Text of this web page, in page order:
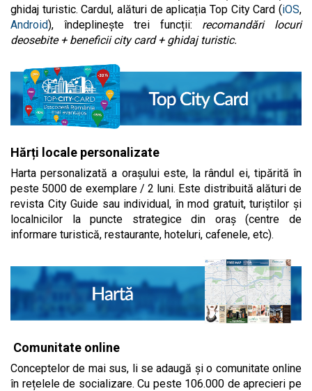
ghidaj turistic. Cardul, alături de aplicația Top City Card (iOS,
Android), îndeplinește trei funcții: recomandări locuri
deosebite + beneficii city card + ghidaj turistic.
Hărți locale personalizate
Harta personalizată a orașului este, la rândul ei, tipărită în
peste 5000 de exemplare / 2 luni. Este distribuită alături de
revista City Guide sau individual, în mod gratuit, turiștilor și
localnicilor la puncte strategice din oraș (centre de
informare turistică, restaurante, hoteluri, cafenele, etc).
Comunitate online
Conceptelor de mai sus, li se adaugă și o comunitate online
în rețelele de socializare. Cu peste 106.000 de aprecieri pe